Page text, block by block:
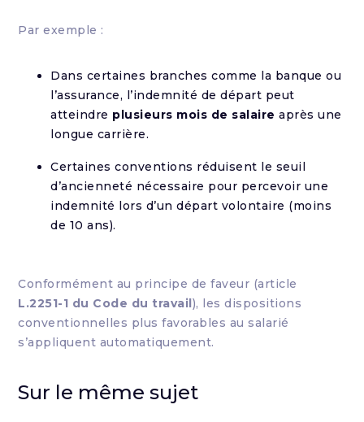
Par exemple :
Dans certaines branches comme la banque ou
l’assurance, l’indemnité de départ peut
atteindre plusieurs mois de salaire après une
longue carrière.
Certaines conventions réduisent le seuil
d’ancienneté nécessaire pour percevoir une
indemnité lors d’un départ volontaire (moins
de 10 ans).
Conformément au principe de faveur (article
L.2251-1 du Code du travail), les dispositions
conventionnelles plus favorables au salarié
s’appliquent automatiquement.
Sur le même sujet